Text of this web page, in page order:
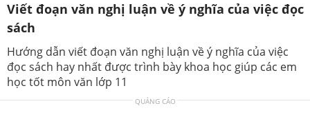
Viết đoạn văn nghị luận về ý nghĩa của việc đọc
sách
Hướng dẫn viết đoạn văn nghị luận về ý nghĩa của việc
đọc sách hay nhất được trình bày khoa học giúp các em
học tốt môn văn lớp 11
QUẢNG CÁO